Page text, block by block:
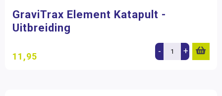
GraviTrax Element Katapult -
Uitbreiding
11,95 - +